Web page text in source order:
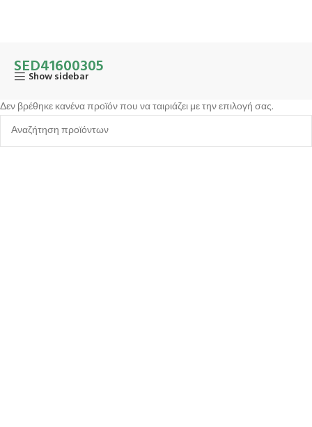
SED41600305
Show sidebar
Δεν βρέθηκε κανένα προϊόν που να ταιριάζει με την επιλογή σας.